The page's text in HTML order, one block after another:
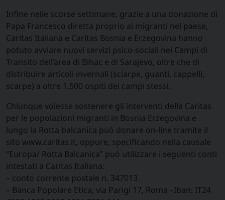
Infine nelle scorse settimane, grazie a una donazione di
Papa Francesco diretta proprio ai migranti nel paese,
Caritas Italiana e Caritas Bosnia e Erzegovina hanno
potuto avviare nuovi servizi psico-sociali nei Campi di
Transito dell’area di Bihac e di Sarajevo, oltre che di
distribuire articoli invernali (sciarpe, guanti, cappelli,
scarpe) a oltre 1.500 ospiti dei campi stessi.
Chiunque volesse sostenere gli interventi della Caritas
per le popolazioni migranti in Bosnia Erzegovina e
lungo la Rotta balcanica può donare on-line tramite il
sito www.caritas.it, oppure, specificando nella causale
“Europa/ Rotta Balcanica” può utilizzare i seguenti conti
intestati a Caritas Italiana:
– conto corrente postale n. 347013
– Banca Popolare Etica, via Parigi 17, Roma –Iban: IT24